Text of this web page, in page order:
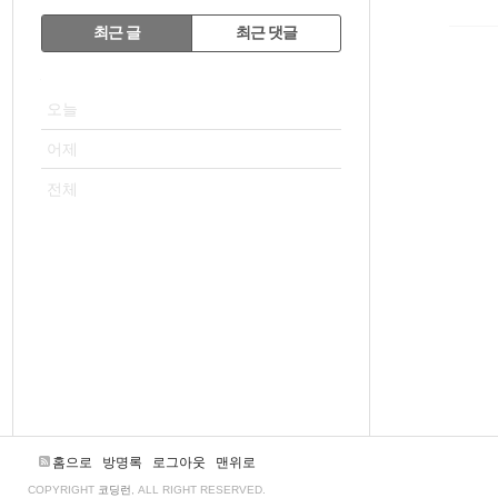
RECENTLY
최근 글 최근 댓글
오늘
어제
전체
홈으로 방명록 로그아웃 맨위로
COPYRIGHT 코딩런 , ALL RIGHT RESERVED.